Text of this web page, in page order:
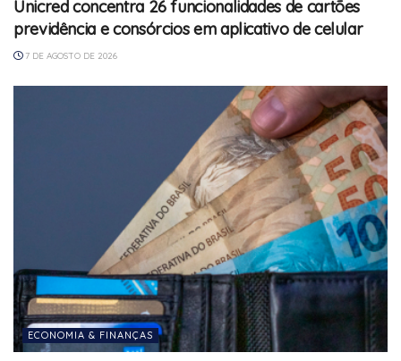
Unicred concentra 26 funcionalidades de cartões
previdência e consórcios em aplicativo de celular
7 DE AGOSTO DE 2026
ECONOMIA & FINANÇAS